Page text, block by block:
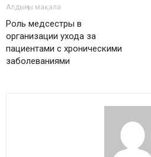
Алдыңғы мақала
Роль медсестры в
организации ухода за
пациентами с хроническими
заболеваниями